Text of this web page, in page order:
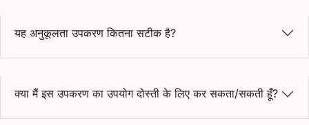
यह अनुकूलता उपकरण कितना सटीक है?
क्या मैं इस उपकरण का उपयोग दोस्ती के लिए कर सकता/सकती हूँ?